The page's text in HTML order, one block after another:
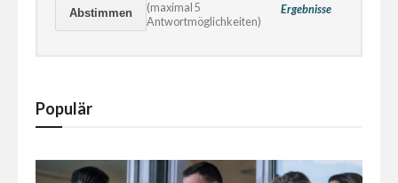
Ergebnisse
(maximal 5
Antwortmöglichkeiten)
Populär